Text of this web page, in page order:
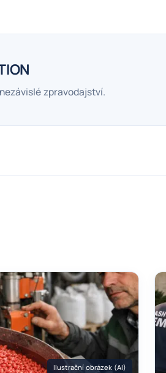
zpravodajství.
Ilustrační obrázek (AI)